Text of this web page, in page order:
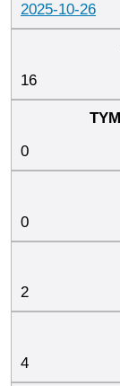
2025-10-26
16
0
0
2
4